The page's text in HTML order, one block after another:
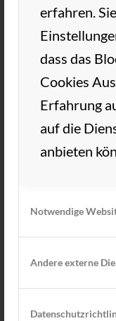
erfahren.
dass das
Cookies
Erfahrung
auf die
anbieten
Notwendige
Andere externe
Matches!
WIR FREUEN IN